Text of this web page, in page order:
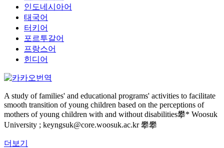
인도네시아어
태국어
터키어
포르투갈어
프랑스어
힌디어
A study of families' and educational programs' activities to facilitate
smooth transition of young children based on the perceptions of
mothers of young children with and without disabilities攀* Woosuk
University ; keyngsuk@core.woosuk.ac.kr 攀攀
더보기